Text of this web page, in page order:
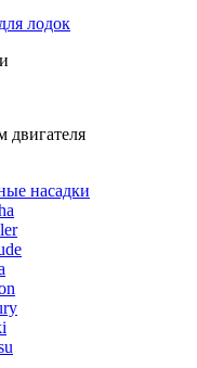
двигателя